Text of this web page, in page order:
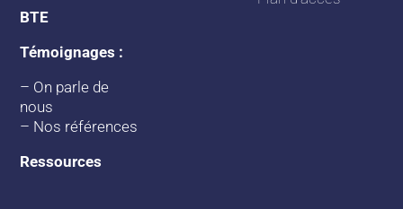
BTE
Témoignages :
– On parle de
nous
– Nos références
Ressources